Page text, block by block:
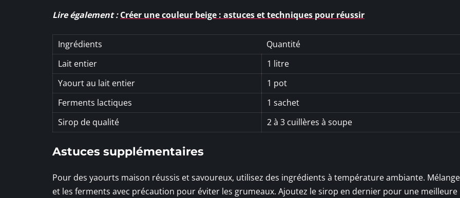
Lire également : Créer une couleur beige : astuces et techniques pour réussir
Ingrédients
Quantité
Lait entier
1 litre
Yaourt au lait entier
1 pot
Ferments lactiques
1 sachet
Sirop de qualité
2 à 3 cuillères à soupe
Astuces supplémentaires
Pour des yaourts maison réussis et savoureux, utilisez des ingrédients à température ambiante.
et les ferments avec précaution pour éviter les grumeaux. Ajoutez le sirop en dernier pour une meilleure